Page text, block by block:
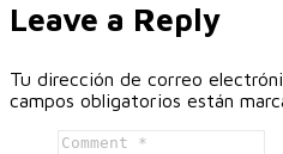
Leave a Reply
Tu dirección de correo
campos obligatorios están